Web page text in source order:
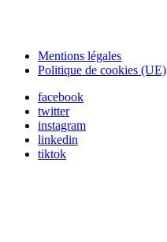
Mentions légales
Politique de cookies (UE)
facebook
twitter
instagram
linkedin
tiktok